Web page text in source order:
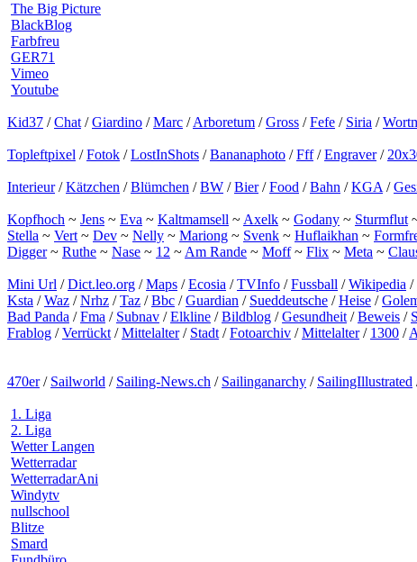
The Big Picture
BlackBlog
Farbfreu
GER71
Vimeo
Youtube
Kid37 /Chat /Giardino /Marc /Arboretum /Gross /Fefe / Siria /
Topleftpixel /Fotok /LostInShots /Bananaphoto /Fff/Engraver/
Interieur/Kätzchen /Blümchen /BW /Bier/Food /Bahn /KGA /
Kopfhoch ~ Jens ~ Eva ~ Kaltmamsell ~ Axelk ~ Godany ~ Sturmflut
Stella ~ Vert ~ Dev ~ Nelly ~ Mariong ~ Svenk ~ Huflaikhan ~
Digger~ Ruthe ~ Nase ~ 12 ~ Am Rande ~ Moff~ Flix ~ Meta ~
Mini Url /Dict.leo.org /Maps /Ecosia /TVInfo /Fussball /Wikipedia /
Ksta /Waz /Nrhz /Taz /Bbc /Guardian / Sueddeutsche /Heise /
Bad Panda /Fma / Subnav /Elkline /Bildblog /Gesundheit /Beweis /
Frablog /Verrückt /Mittelalter/ Stadt /Fotoarchiv /Mittelalter/ 1300 /
470er/ Sailworld / Sailing-News.ch / Sailinganarchy / SailingIllustrated
1. Liga
2. Liga
Wetter Langen
Wetterradar
WetterradarAni
Windytv
nullschool
Blitze
Smard